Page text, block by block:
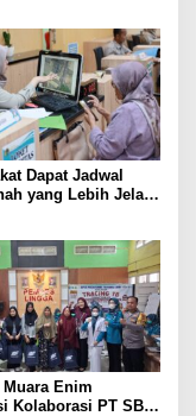
Dapat Jadwal
yang Lebih Jelas
Enim
Kolaborasi PT SBS